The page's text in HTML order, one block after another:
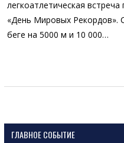
легкоатлетическая
«День Мировых Рекордов».
беге на 5000 м и 10 000…
ГЛАВНОЕ СОБЫТИЕ